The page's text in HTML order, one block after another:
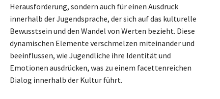
Herausforderung, sondern auch für einen Ausdruck
innerhalb der Jugendsprache, der sich auf das kulturelle
Bewusstsein und den Wandel von Werten bezieht. Diese
dynamischen Elemente verschmelzen miteinander und
beeinflussen, wie Jugendliche ihre Identität und
Emotionen ausdrücken, was zu einem facettenreichen
Dialog innerhalb der Kultur führt.